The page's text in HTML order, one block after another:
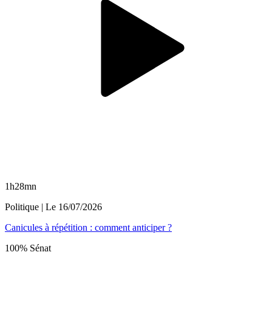
1h28mn
Politique | Le 16/07/2026
Canicules à répétition : comment anticiper ?
100% Sénat